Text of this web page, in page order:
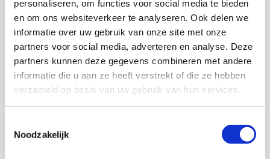
personaliseren, om functies voor social media te bieden
en om ons websiteverkeer te analyseren. Ook delen we
informatie over uw gebruik van onze site met onze
partners voor social media, adverteren en analyse. Deze
partners kunnen deze gegevens combineren met andere
informatie die u aan ze heeft verstrekt of die ze hebben
verzameld op basis van uw gebruik van hun services.
Noodzakelijk
Kirsten Tinnemans
Onderzoeker
Marlinda van der Hoff
Onderzoeker